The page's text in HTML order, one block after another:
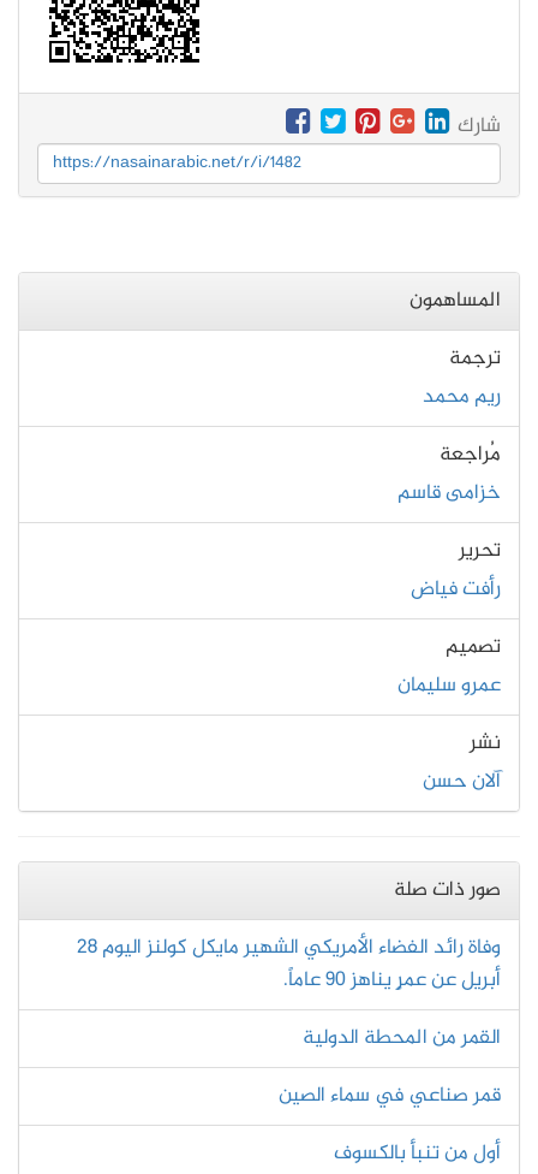
شارك
https://nasainarabic.net/r/i/1482
المساهمون
ترجمة
ريم محمد
مُراجعة
خزامى قاسم
تحرير
رأفت فياض
تصميم
عمرو سليمان
نشر
آلان حسن
صور ذات صلة
وفاة رائد الفضاء الأمريكي الشهير مايكل كولنز اليوم 28
أبريل عن عمرٍ يناهز 90 عاماً.
القمر من المحطة الدولية
قمر صناعي في سماء الصين
أول من تنبأ بالكسوف